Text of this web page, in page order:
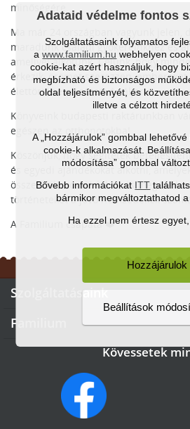
Adataid védelme fontos
Szolgáltatásaink folyamatos
awww.familium.hu webhelyen
cookie-kat azért használjuk, hogy
megbízható és biztonságos
oldal teljesítményét, és
illetve a célzott
A „Hozzájárulok” gombbal
cookie-k alkalmazását.
módosítása” gombbal
Bővebb információkat ITT
bármikor megváltoztathatod a
Ha ezzel nem értesz
Hozzájárulok
Beállítások
minőségére.
Ma már 24 országban vagyunk jelen,
maradunk családi gyökereinkhez és
amellyel alkotunk. Célunk, hogy
érkezik, örömet szerezzen, embereket
élettörténetek részévé váljon.
Könyveink budapesti raktárunkban
egészen az otthonotokba!
Köszönjük, hogy segítetek
és egyedi ajándékokat alkotni,
összekötik a családokat, és megőrzik
történeteket a jövő nemzedékek
A Familium csapata ❤️
Szolgáltatásaink
Familium
Kövessetek